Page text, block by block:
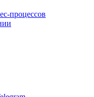
процессов